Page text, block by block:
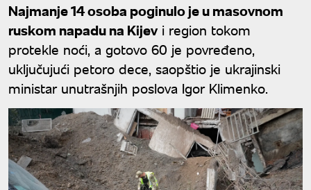
Najmanje 14 osoba poginulo je u masovnom
ruskom napadu na Kijevi region tokom
protekle noći, a gotovo 60 je povređeno,
uključujući petoro dece, saopštio je ukrajinski
ministar unutrašnjih poslova Igor Klimenko.